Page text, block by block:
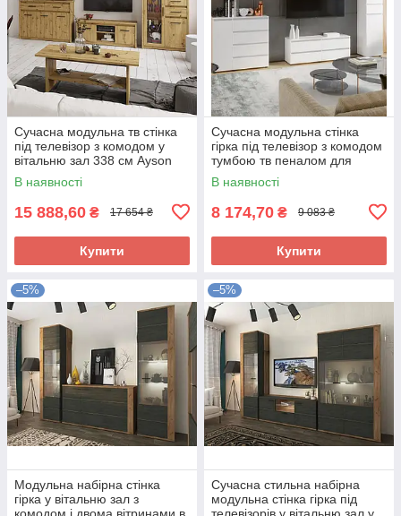
Сучасна модульна тв стінка
під телевізор з комодом у
вітальню зал 338 см Ayson
VMV Holding дуб артизан
В наявності
15 888,60 ₴ 17 654 ₴
Купити
Сучасна модульна стінка
гірка під телевізор з комодом
тумбою тв пеналом для
речей і полкою у вітальню
спальню Еверест Лайт
В наявності
8 174,70 ₴ 9 083 ₴
Купити
–5%
Модульна набірна стінка
гірка у вітальню зал з
комодом і двома вітринами в
–5%
Сучасна стильна набірна
модульна стінка гірка під
телевізорів у вітальню зал у